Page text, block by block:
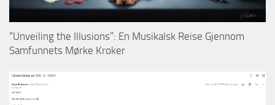
“Unveiling the Illusions”: En Musikalsk Reise Gjennom
Samfunnets Mørke Kroker